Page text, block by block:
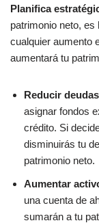
Planifica
patrimonio neto,
cualquier aumento
aumentará tu
Reducir
asignar fondos
crédito. Si
disminuirás tu
patrimonio neto.
Aumentar
una cuenta de
sumarán a tu